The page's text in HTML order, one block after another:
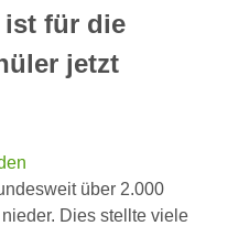
ist für die
jetzt
über 2.000
Dies stellte viele